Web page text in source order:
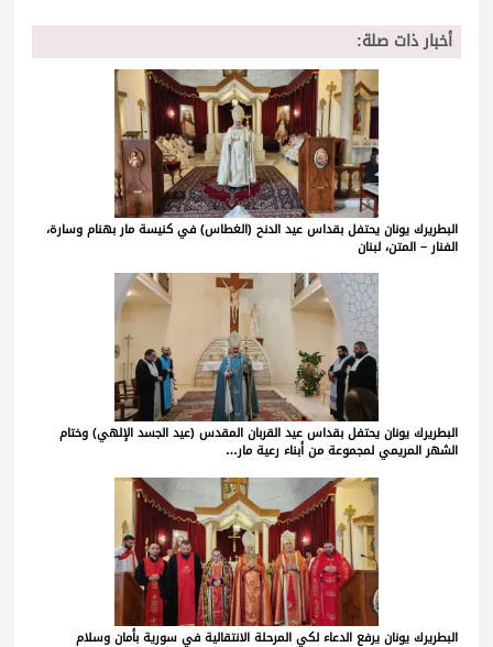
أخبار ذات صلة:
البطريرك يونان يحتفل بقداس عيد الدنح (الغطاس) في كنيسة مار بهنام وسارة،
الفنار – المتن، لبنان
البطريرك يونان يحتفل بقداس عيد القربان المقدس (عيد الجسد الإلهي) وختام
الشهر المريمي لمجموعة من أبناء رعية مار…
البطريرك يونان يرفع الدعاء لكي المرحلة الانتقالية في سورية بأمان وسلام